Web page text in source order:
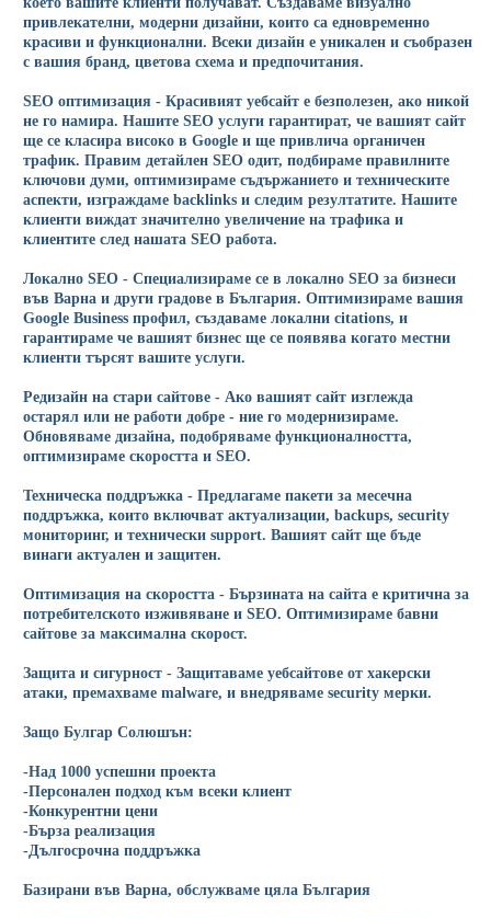
привлекателни, модерни дизайни, които са едновременно
красиви и функционални. Всеки дизайн е уникален и съобразен
с вашия бранд, цветова схема и предпочитания.
SEO оптимизация - Красивият уебсайт е безполезен, ако никой
не го намира. Нашите SEO услуги гарантират, че вашият сайт
ще се класира високо в Google и ще привлича органичен
трафик. Правим детайлен SEO одит, подбираме правилните
ключови думи, оптимизираме съдържанието и техническите
аспекти, изграждаме backlinks и следим резултатите. Нашите
клиенти виждат значително увеличение на трафика и
клиентите след нашата SEO работа.
Локално SEO - Специализираме се в локално SEO за бизнеси
във Варна и други градове в България. Оптимизираме вашия
Google Business профил, създаваме локални citations, и
гарантираме че вашият бизнес ще се появява когато местни
клиенти търсят вашите услуги.
Редизайн на стари сайтове - Ако вашият сайт изглежда
остарял или не работи добре - ние го модернизираме.
Обновяваме дизайна, подобряваме функционалността,
оптимизираме скоростта и SEO.
Техническа поддръжка - Предлагаме пакети за месечна
поддръжка, които включват актуализации, backups, security
мониторинг, и технически support. Вашият сайт ще бъде
винаги актуален и защитен.
Оптимизация на скоростта - Бързината на сайта е критична за
потребителското изживяване и SEO. Оптимизираме бавни
сайтове за максимална скорост.
Защита и сигурност - Защитаваме уебсайтове от хакерски
атаки, премахваме malware, и внедряваме security мерки.
Защо Булгар Солюшън:
-Над 1000 успешни проекта
-Персонален подход към всеки клиент
-Конкурентни цени
-Бърза реализация
-Дългосрочна поддръжка
Базирани във Варна, обслужваме цяла България